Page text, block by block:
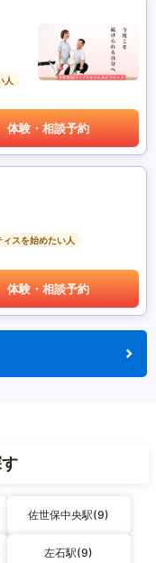
人
体験・相談予約
スを始めたい人
体験・相談予約
佐世保中央駅(9)
左石駅(9)